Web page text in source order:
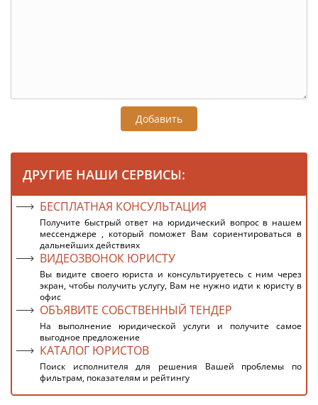
Добавить
ДРУГИЕ НАШИ СЕРВИСЫ:
БЕСПЛАТНАЯ КОНСУЛЬТАЦИЯ
Получите быстрый ответ на юридический вопрос в нашем
мессенджере , который поможет Вам сориентироваться в
дальнейших действиях
ВИДЕОЗВОНОК ЮРИСТУ
Вы видите своего юриста и консультируетесь с ним через
экран, чтобы получить услугу, Вам не нужно идти к юристу в
офис
ОБЪЯВИТЕ СОБСТВЕННЫЙ ТЕНДЕР
На выполнение юридической услуги и получите самое
выгодное предложение
КАТАЛОГ ЮРИСТОВ
Поиск исполнителя для решения Вашей проблемы по
фильтрам, показателям и рейтингу